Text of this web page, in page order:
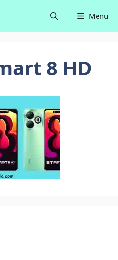
Menu
8 HD